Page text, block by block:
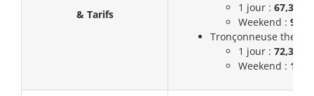
& Tarifs
1 jour : 67,3€
Weekend :
Tronçonneuse
1 jour : 72,3€
Weekend :